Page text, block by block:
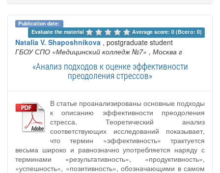
Publication date:
Evaluate the material
Average score: 0 (Всего: 0)
Natalia V. Shaposhnikova , postgraduate student
ГБОУ СПО «Медицинский колледж №7» , Москва г
«Анализ подходов к оценке эффективности
преодоления стрессов»
В статье проанализированы основные подходы
к описанию эффективности преодоления
стресса. Теоретический анализ
соответствующих исследований показывает,
что термин «эффективность» трактуется
весьма широко и равнозначно употребляется наряду с
терминами «результативность», «продуктивность»,
«успешность», «позитивность», обозначающими в самом